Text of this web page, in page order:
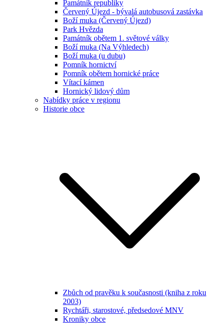
Památník republiky
Červený Újezd - bývalá autobusová zastávka
Boží muka (Červený Újezd)
Park Hvězda
Památník obětem 1. světové války
Boží muka (Na Výhledech)
Boží muka (u dubu)
Pomník hornictví
Pomník obětem hornické práce
Vítací kámen
Hornický lidový dům
Nabídky práce v regionu
Historie obce
Zbůch od pravěku k současnosti (kniha z roku
2003)
Rychtáři, starostové, předsedové MNV
Kroniky obce